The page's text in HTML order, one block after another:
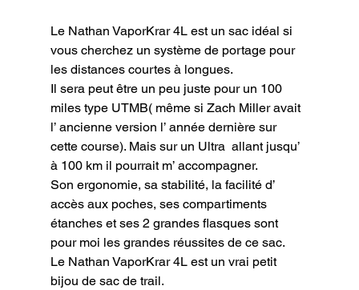
Le Nathan VaporKrar 4L est un sac idéal si
vous cherchez un système de portage pour
les distances courtes à longues.
Il sera peut être un peu juste pour un 100
miles type UTMB( même si Zach Miller avait
l’ ancienne version l’ année dernière sur
cette course). Mais sur un Ultra  allant jusqu’
à 100 km il pourrait m’ accompagner.
Son ergonomie, sa stabilité, la facilité d’
accès aux poches, ses compartiments
étanches et ses 2 grandes flasques sont
pour moi les grandes réussites de ce sac.
Le Nathan VaporKrar 4L est un vrai petit
bijou de sac de trail.